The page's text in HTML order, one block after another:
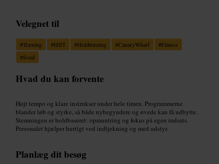
Velegnet til
#Træning #HIIT #Holdtræning #CanaryWharf #Fitness
#Sved
Hvad du kan forvente
Højt tempo og klare instrukser under hele timen. Programmerne
blander løb og styrke, så både nybegyndere og øvede kan få udbytte.
Stemningen er holdbaseret: opmuntring og fokus på egen indsats.
Personalet hjælper hurtigt ved indtjekning og med udstyr.
Planlæg dit besøg